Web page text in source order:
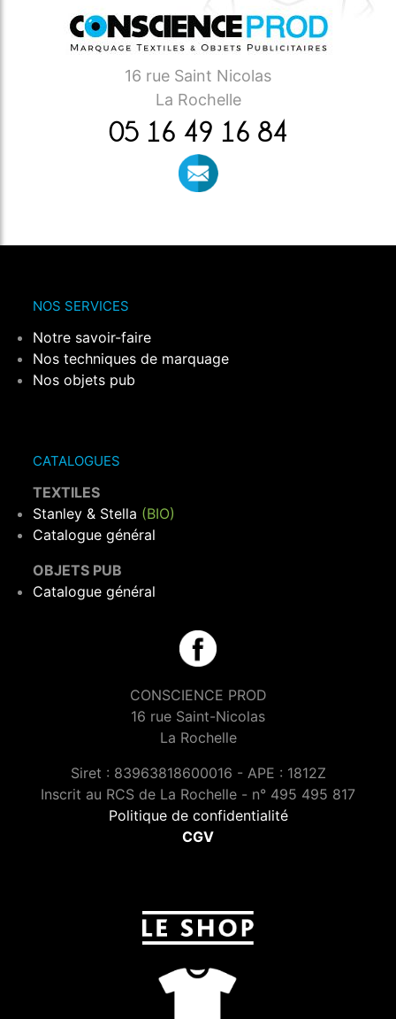
16 rue Saint Nicolas
La Rochelle
05 16 49 16 84
NOS SERVICES
Notre savoir-faire
Nos techniques de marquage
Nos objets pub
CATALOGUES
TEXTILES
Stanley & Stella (BIO)
Catalogue général
OBJETS PUB
Catalogue général
CONSCIENCE PROD
16 rue Saint-Nicolas
La Rochelle
Siret : 83963818600016 - APE : 1812Z
Inscrit au RCS de La Rochelle - n° 495 495 817
Politique de confidentialité
CGV